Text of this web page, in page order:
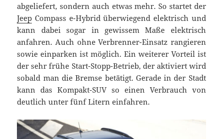
abgeliefert, sondern auch etwas mehr. So startet der
Jeep Compass e-Hybrid überwiegend elektrisch und
kann dabei sogar in gewissem Maße elektrisch
anfahren. Auch ohne Verbrenner-Einsatz rangieren
sowie einparken ist möglich. Ein weiterer Vorteil ist
der sehr frühe Start-Stopp-Betrieb, der aktiviert wird
sobald man die Bremse betätigt. Gerade in der Stadt
kann das Kompakt-SUV so einen Verbrauch von
deutlich unter fünf Litern einfahren.